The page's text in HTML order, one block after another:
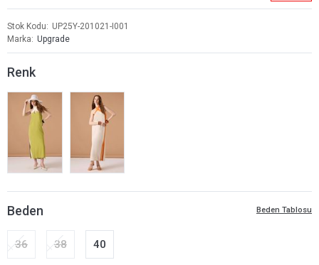
Stok Kodu
UP25Y-201021-I001
Marka
Upgrade
Renk
Beden Tablosu
Beden
36 38 40